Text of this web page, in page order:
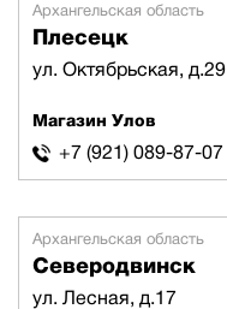
Архангельская область
Плесецк
ул. Октябрьская, д.29
Магазин Улов
+7 (921) 089-87-07
Архангельская область
Северодвинск
ул. Лесная, д.17